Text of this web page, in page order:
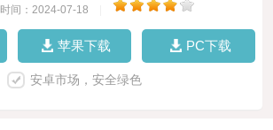
时间：2024-07-18
苹果下载 PC下载
安卓市场，安全绿色